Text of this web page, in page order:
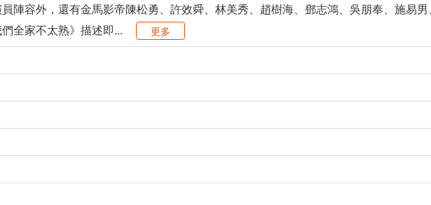
陣容外，還有金馬影帝陳松勇、許效舜、林美秀、趙樹海、鄧志鴻、吳朋奉、施易
全家不太熟》描述即...
更多